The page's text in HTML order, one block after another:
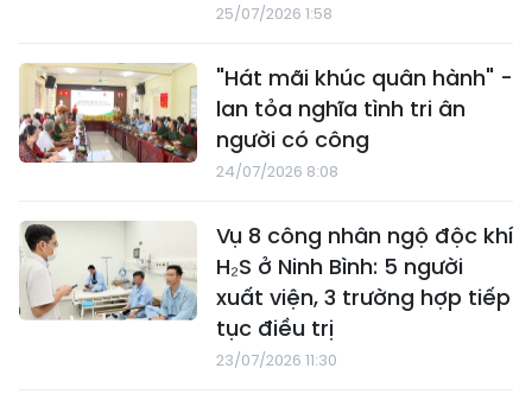
25/07/2026 1:58
"Hát mãi khúc quân hành" -
lan tỏa nghĩa tình tri ân
người có công
24/07/2026 8:08
Vụ 8 công nhân ngộ độc khí
H₂S ở Ninh Bình: 5 người
xuất viện, 3 trường hợp tiếp
tục điều trị
23/07/2026 11:30